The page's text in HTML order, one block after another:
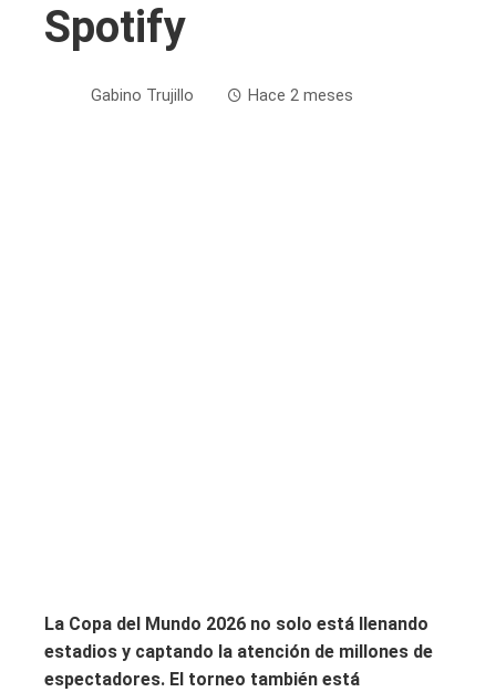
Spotify
Gabino Trujillo Hace 2 meses
La Copa del Mundo 2026 no solo está llenando
estadios y captando la atención de millones de
espectadores. El torneo también está